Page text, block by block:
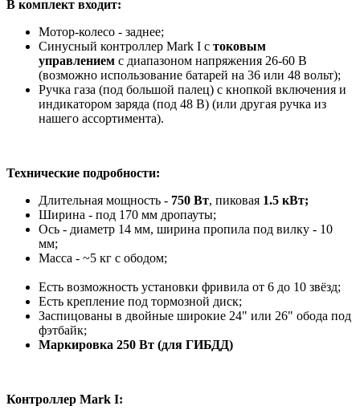
В комплект входит:
Мотор-колесо - заднее;
Синусный контроллер Mark I с токовым
управлением с диапазоном напряжения 26-60 В
(возможно использование батарей на 36 или 48 вольт);
Ручка газа (под большой палец) с кнопкой включения и
индикатором заряда (под 48 В) (или другая ручка из
нашего ассортимента).
Технические подробности:
Длительная мощность - 750 Вт, пиковая 1.5 кВт;
Ширина - под 170 мм дропауты;
Ось - диаметр 14 мм, ширина пропила под вилку - 10
мм;
Масса - ~5 кг с ободом;
Есть возможность установки фривила от 6 до 10 звёзд;
Есть крепление под тормозной диск;
Заспицованы в двойные широкие 24" или 26" обода под
фэтбайк;
Маркировка 250 Вт (для ГИБДД)
Контроллер Mark I: